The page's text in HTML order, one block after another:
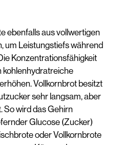
ebenfalls aus vollwertigen
um Leistungstiefs während
Konzentrationsfähigkeit
kohlenhydratreiche
Vollkornbrot besitzt
sehr langsam, aber
So wird das Gehirn
Glucose (Zucker)
oder Vollkornbrote